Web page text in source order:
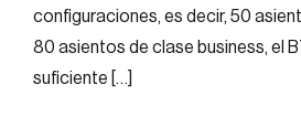
configuraciones, es decir, 50
80 asientos de clase business, el
suficiente […]